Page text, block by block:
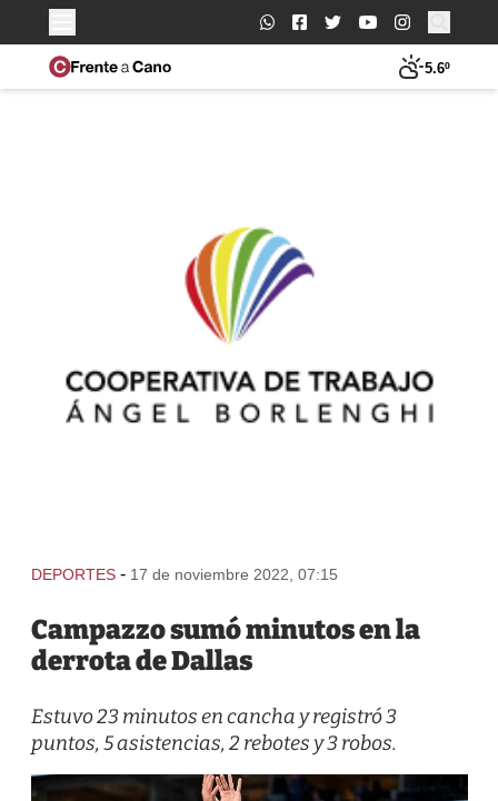
Buscar:
5.6º
DEPORTES - 17 de noviembre 2022, 07:15
Campazzo sumó minutos en la
derrota de Dallas
Estuvo 23 minutos en cancha y registró 3
puntos, 5 asistencias, 2 rebotes y 3 robos.